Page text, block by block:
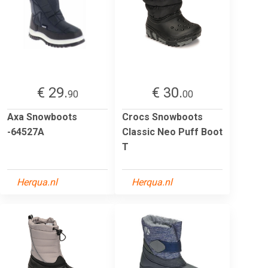
€ 29.90
Axa Snowboots
-64527A
Herqua.nl
€ 30.00
Crocs Snowboots
Classic Neo Puff Boot
T
Herqua.nl